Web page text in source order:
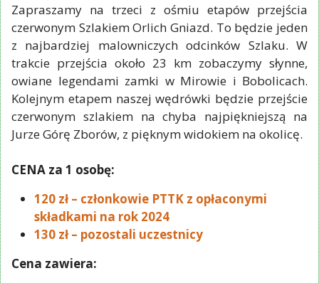
Zapraszamy na trzeci z ośmiu etapów przejścia
czerwonym Szlakiem Orlich Gniazd. To będzie jeden
z najbardziej malowniczych odcinków Szlaku. W
trakcie przejścia około 23 km zobaczymy słynne,
owiane legendami zamki w Mirowie i Bobolicach.
Kolejnym etapem naszej wędrówki będzie przejście
czerwonym szlakiem na chyba najpiękniejszą na
Jurze Górę Zborów, z pięknym widokiem na okolicę.
CENA za 1 osobę:
120 zł – członkowie PTTK z opłaconymi
składkami na rok 2024
130 zł – pozostali uczestnicy
Cena zawiera: